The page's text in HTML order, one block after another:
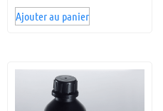
Ajouter au panier